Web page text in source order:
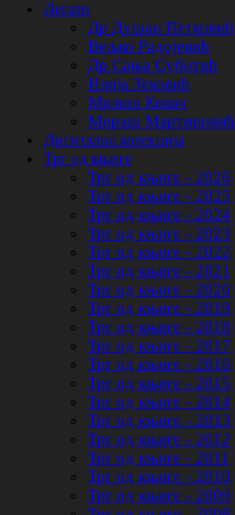
Легати
Др Душан Петковић
Вељко Радојевић
Др Сања Суботић
Илија Зековић
Милош Ковач
Мираш Мартиновић
Дигитална колекција
Трг од књиге
Трг од књиге - 2026
Трг од књиге - 2025
Трг од књиге - 2024
Трг од књиге - 2023
Трг од књиге - 2022
Трг од књиге - 2021
Трг од књиге - 2020
Трг од књиге - 2019
Трг од књиге - 2018
Трг од књиге - 2017
Трг од књиге - 2016
Трг од књиге - 2015
Трг од књиге - 2014
Трг од књиге - 2013
Трг од књиге - 2012
Трг од књиге - 2011
Трг од књиге - 2010
Трг од књиге - 2009